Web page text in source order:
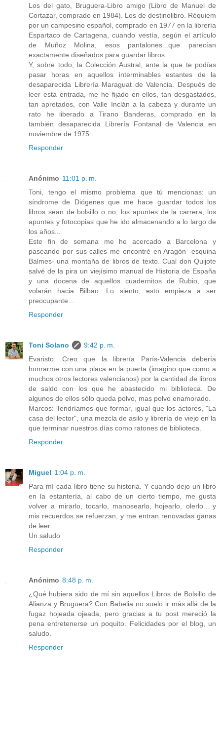
Los del gato, Bruguera-Libro amigo (Libro de Manuel de
Cortazar, comprado en 1984). Los de destinolibro. Réquiem
por un campesino español, comprado en 1977 en la librería
Espartaco de Cartagena, cuando vestía, según el artículo
de Muñoz Molina, esos pantalones...que parecían
exactamente diseñados para guardar libros.
Y, sobre todo, la Colección Austral, ante la que te podías
pasar horas en aquellos interminables estantes de la
desaparecida Librería Maraguat de Valencia. Después de
leer esta entrada, me he fijado en ellos, tan desgastados,
tan apretados, con Valle Inclán a la cabeza y durante un
rato he liberado a Tirano Banderas, comprado en la
también desaparecida Librería Fontanal de Valencia en
noviembre de 1975.
Responder
Anónimo 11:01 p. m.
Toni, tengo el mismo problema que tú mencionas: un
síndrome de Diógenes que me hace guardar todos los
libros sean de bolsillo o no; los apuntes de la carrera; los
apuntes y fotocopias que he ido almacenando a lo largo de
los años...
Este fin de semana me he acercado a Barcelona y
paseando por sus calles me encontré en Aragón -esquina
Balmes- una montaña de libros de texto. Cual don Quijote
salvé de la pira un viejísimo manual de Historia de España
y una docena de aquellos cuadernitos de Rubio, que
volarán hacia Bilbao. Lo siento, esto empieza a ser
preocupante...
Responder
Toni Solano
9:42 p. m.
Evaristo: Creo que la librería París-Valencia debería
honrarme con una placa en la puerta (imagino que como a
muchos otros lectores valencianos) por la cantidad de libros
de saldo con los que he abastecido mi biblioteca. De
algunos de ellos sólo queda polvo, mas polvo enamorado.
Marcos: Tendríamos que formar, igual que los actores, "La
casa del lector", una mezcla de asilo y librería de viejo en la
que terminar nuestros días como ratones de biblioteca.
Responder
Miguel 1:04 p. m.
Para mí cada libro tiene su historia. Y cuando dejo un libro
en la estantería, al cabo de un cierto tiempo, me gusta
volver a mirarlo, tocarlo, manosearlo, hojearlo, olerlo... y
mis recuerdos se refuerzan, y me entran renovadas ganas
de leer...
Un saludo
Responder
Anónimo 8:48 p. m.
¿Qué hubiera sido de mí sin aquellos Libros de Bolsillo de
Alianza y Bruguera? Con Babelia no suelo ir más allá de la
fugaz hojeada ojeada, pero gracias a tu post mereció la
pena entretenerse un poquito. Felicidades por el blog, un
saludo.
Responder